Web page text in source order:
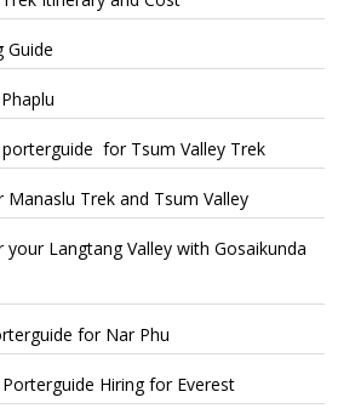
Guide
for Tsum Valley Trek
Trek and Tsum Valley
Langtang Valley with Gosaikunda
for Nar Phu
Hiring for Everest